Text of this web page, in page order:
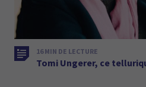
16 MIN DE LECTURE
Tomi Ungerer, ce